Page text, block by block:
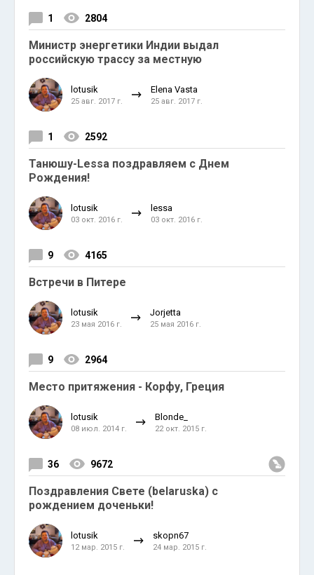
1 2804
Министр энергетики Индии выдал
российскую трассу за местную
lotusik
25 авг. 2017 г.
Elena Vasta
25 авг. 2017 г.
1 2592
Танюшу-Lessa поздравляем с Днем
Рождения!
lotusik
03 окт. 2016 г.
lessa
03 окт. 2016 г.
9 4165
Встречи в Питере
lotusik
23 мая 2016 г.
Jorjetta
25 мая 2016 г.
9 2964
Место притяжения - Корфу, Греция
lotusik
08 июл. 2014 г.
Blonde_
22 окт. 2015 г.
36 9672
Поздравления Свете (belaruska) c
рождением доченьки!
lotusik
12 мар. 2015 г.
skopn67
24 мар. 2015 г.